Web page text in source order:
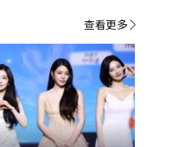
查看更多